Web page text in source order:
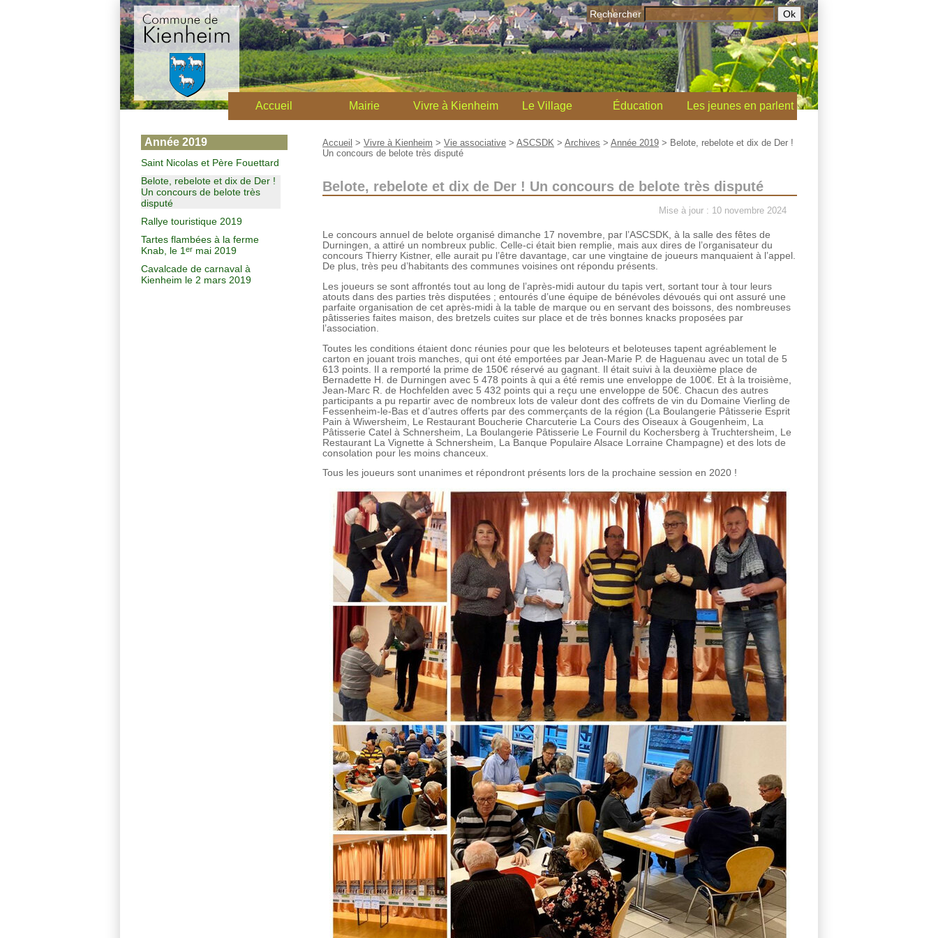
Rechercher
Accueil Mairie Vivre à Kienheim Le Village Éducation Les jeunes en parlent
Année 2019
Saint Nicolas et Père Fouettard
Belote, rebelote et dix de Der !
Un concours de belote très
disputé
Rallye touristique 2019
Tartes flambées à la ferme
Knab, le 1er mai 2019
Cavalcade de carnaval à
Kienheim le 2 mars 2019
Accueil > Vivre à Kienheim > Vie associative > ASCSDK > Archives > Année 2019 > Belote, rebelote et dix de Der !
Un concours de belote très disputé
Belote, rebelote et dix de Der ! Un concours de belote très disputé
Mise à jour : 10 novembre 2024
Le concours annuel de belote organisé dimanche 17 novembre, par l’ASCSDK, à la salle des fêtes de
Durningen, a attiré un nombreux public. Celle-ci était bien remplie, mais aux dires de l’organisateur du
concours Thierry Kistner, elle aurait pu l’être davantage, car une vingtaine de joueurs manquaient à l’appel.
De plus, très peu d’habitants des communes voisines ont répondu présents.
Les joueurs se sont affrontés tout au long de l’après-midi autour du tapis vert, sortant tour à tour leurs
atouts dans des parties très disputées ; entourés d’une équipe de bénévoles dévoués qui ont assuré une
parfaite organisation de cet après-midi à la table de marque ou en servant des boissons, des nombreuses
pâtisseries faites maison, des bretzels cuites sur place et de très bonnes knacks proposées par
l’association.
Toutes les conditions étaient donc réunies pour que les beloteurs et beloteuses tapent agréablement le
carton en jouant trois manches, qui ont été emportées par Jean-Marie P. de Haguenau avec un total de 5
613 points. Il a remporté la prime de 150€ réservé au gagnant. Il était suivi à la deuxième place de
Bernadette H. de Durningen avec 5 478 points à qui a été remis une enveloppe de 100€. Et à la troisième,
Jean-Marc R. de Hochfelden avec 5 432 points qui a reçu une enveloppe de 50€. Chacun des autres
participants a pu repartir avec de nombreux lots de valeur dont des coffrets de vin du Domaine Vierling de
Fessenheim-le-Bas et d’autres offerts par des commerçants de la région (La Boulangerie Pâtisserie Esprit
Pain à Wiwersheim, Le Restaurant Boucherie Charcuterie La Cours des Oiseaux à Gougenheim, La
Pâtisserie Catel à Schnersheim, La Boulangerie Pâtisserie Le Fournil du Kochersberg à Truchtersheim, Le
Restaurant La Vignette à Schnersheim, La Banque Populaire Alsace Lorraine Champagne) et des lots de
consolation pour les moins chanceux.
Tous les joueurs sont unanimes et répondront présents lors de la prochaine session en 2020 !